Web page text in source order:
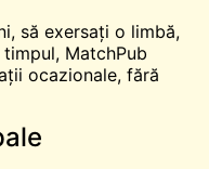
să exersați o limbă,
MatchPub
ocazionale, fără